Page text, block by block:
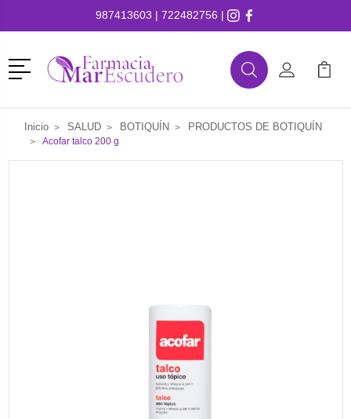
987413603 | 722482756 |
Menú
BuscarMi Cuenta
Mi
Inicio SALUD BOTIQUÍN PRODUCTOS DE BOTIQUÍN
Acofar talco 200 g